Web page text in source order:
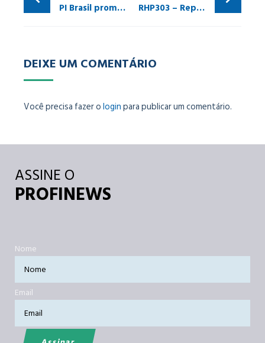
PI Brasil promove seminário para colaboradores da Vale – Complexo Itabira (MG) RHP303 – Repetidor Hub para PROFIBUS-DP com 5 canais isolados
DEIXE UM COMENTÁRIO
Você precisa fazer ologinpara publicar um comentário.
ASSINE O
PROFINEWS
Nome
Email